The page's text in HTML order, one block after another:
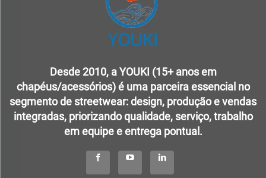
Desde 2010, a YOUKI (15+ anos em
chapéus/acessórios) é uma parceira essencial no
segmento de streetwear: design, produção e vendas
integradas, priorizando qualidade, serviço, trabalho
em equipe e entrega pontual.